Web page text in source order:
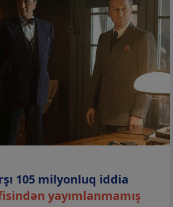
105 milyonluq iddia
yayımlanmamış